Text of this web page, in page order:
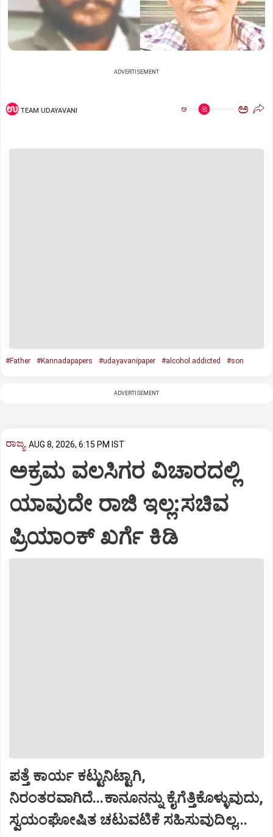
ADVERTISEMENT
TEAM UDAYAVANI ಅ ಅ
#Father #Kannadapapers #udayavanipaper #alcohol addicted #son
ADVERTISEMENT
ರಾಜ್ಯ AUG 8, 2026, 6:15 PM IST
ಅಕ್ರಮ ವಲಸಿಗರ ವಿಚಾರದಲ್ಲಿ
ಯಾವುದೇ ರಾಜಿ ಇಲ್ಲ:ಸಚಿವ
ಪ್ರಿಯಾಂಕ್ ಖರ್ಗೆ ಕಿಡಿ
ಪತ್ತೆ ಕಾರ್ಯ ಕಟ್ಟುನಿಟ್ಟಾಗಿ,
ನಿರಂತರವಾಗಿದೆ...ಕಾನೂನನ್ನು ಕೈಗೆತ್ತಿಕೊಳ್ಳುವುದು,
ಸ್ವಯಂಘೋಷಿತ ಚಟುವಟಿಕೆ ಸಹಿಸುವುದಿಲ್ಲ...